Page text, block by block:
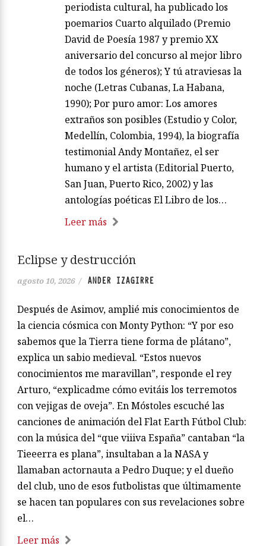
periodista cultural, ha publicado los
poemarios Cuarto alquilado (Premio
David de Poesía 1987 y premio XX
aniversario del concurso al mejor libro
de todos los géneros); Y tú atraviesas la
noche (Letras Cubanas, La Habana,
1990); Por puro amor: Los amores
extraños son posibles (Estudio y Color,
Medellín, Colombia, 1994), la biografía
testimonial Andy Montañez, el ser
humano y el artista (Editorial Puerto,
San Juan, Puerto Rico, 2002) y las
antologías poéticas El Libro de los…
Leer más
Eclipse y destrucción
agosto 10, 2026 / ANDER IZAGIRRE
Después de Asimov, amplié mis conocimientos de
la ciencia cósmica con Monty Python: “Y por eso
sabemos que la Tierra tiene forma de plátano”,
explica un sabio medieval. “Estos nuevos
conocimientos me maravillan”, responde el rey
Arturo, “explicadme cómo evitáis los terremotos
con vejigas de oveja”. En Móstoles escuché las
canciones de animación del Flat Earth Fútbol Club:
con la música del “que viiiva España” cantaban “la
Tieeerra es plana”, insultaban a la NASA y
llamaban actornauta a Pedro Duque; y el dueño
del club, uno de esos futbolistas que últimamente
se hacen tan populares con sus revelaciones sobre
el…
Leer más